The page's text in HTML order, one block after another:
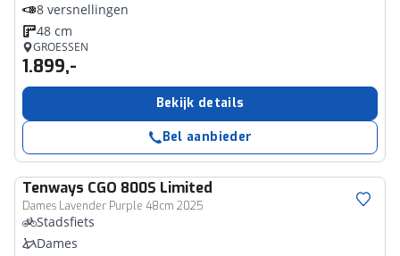
8 versnellingen
48 cm
GROESSEN
1.899,-
Bekijk details
Bel aanbieder
Tenways CGO 800S Limited
Dames Lavender Purple 48cm 2025
Stadsfiets
Dames